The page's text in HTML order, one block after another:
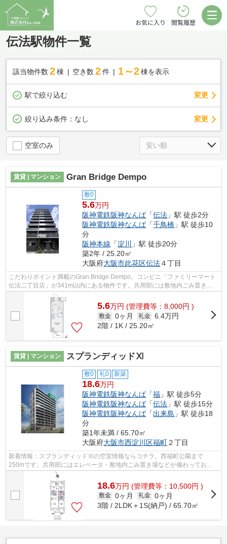
お気に入り 閲覧履歴
伝法駅物件一覧
該当物件数 2棟 空き数 2 件 1～2 棟を表示
駅で絞り込む 変更
絞り込み条件： なし 変更
空室のみ
賃貸 | マンション Gran Bridge Dempo
敷0
5.6万円
阪神電鉄阪神なんば「伝法 」駅 徒歩2分
阪神電鉄阪神なんば「千鳥橋 」駅 徒歩10
分
阪神本線 「淀川
」駅 徒歩20分
築2年 / 25.20㎡
大阪府大阪市此花区伝法４丁目
こだわりポイント満載のGran Bridge Dempo。コンビニ「ファミリーマート
伝法二丁目店」が341m以内にある物件です。共用部には敷地内ごみ置き
場・エレベータなどが揃っております。地...
5.6万円 (管理費等：8,000円 )
敷金 0ヶ月 礼金 6.4万円
2階 / 1K / 25.20㎡
賃貸 | マンション スプランディッドⅪ
敷0 礼0 新築
18.6万円
阪神電鉄阪神なんば「福 」駅 徒歩5分
阪神電鉄阪神なんば「伝法 」駅 徒歩15分
阪神電鉄阪神なんば「出来島 」駅 徒歩18
分
築1年未満 / 65.70㎡
大阪府大阪市西淀川区福町２丁目
新着情報：スプランディッドⅪの空室情報ならコチラ。西福町公園まで
250mです。共用部にはエレベータ・敷地内ごみ置き場などが備わっており
とても充実しています。個性派の方には嬉しい...
18.6万円 (管理費等：10,500円 )
敷金 0ヶ月 礼金 0ヶ月
3階 / 2LDK＋1S(納戸) / 65.70㎡